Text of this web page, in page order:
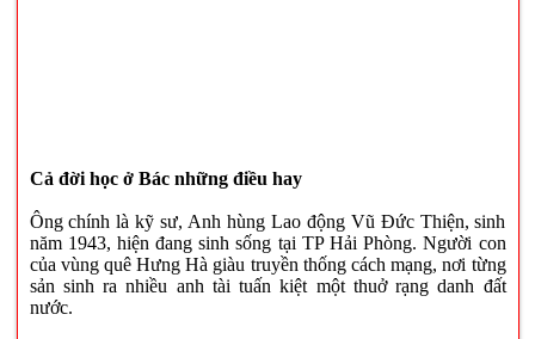
Cả đời học ở Bác những điều hay
Ông chính là kỹ sư, Anh hùng Lao động Vũ Đức Thiện, sinh
năm 1943, hiện đang sinh sống tại TP Hải Phòng. Người con
của vùng quê Hưng Hà giàu truyền thống cách mạng, nơi từng
sản sinh ra nhiều anh tài tuấn kiệt một thuở rạng danh đất
nước.